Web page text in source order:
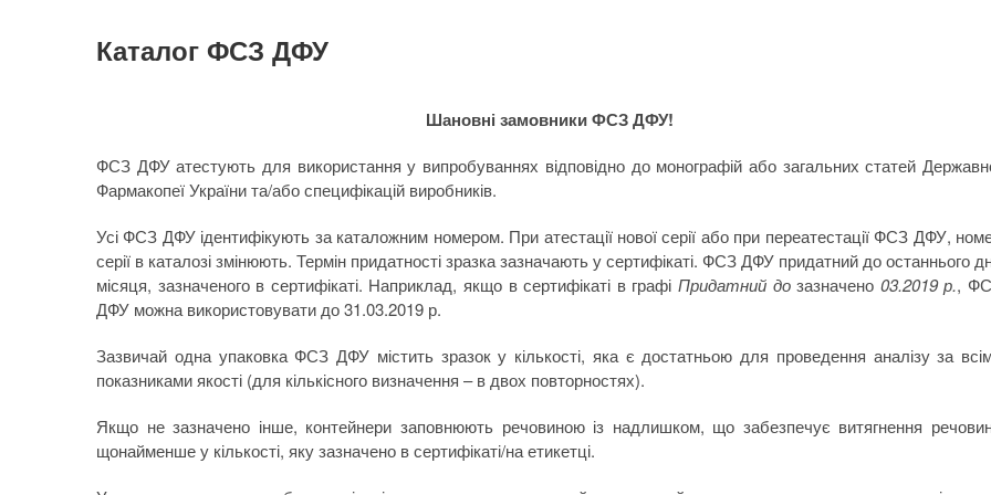
Каталог ФСЗ ДФУ
Шановні замовники ФСЗ ДФУ!
ФСЗ ДФУ атестують для використання у випробуваннях відповідно до монографій або загальних статей
Фармакопеї України та/або специфікацій виробників.
Усі ФСЗ ДФУ ідентифікують за каталожним номером. При атестації нової серії або при переатестації ФСЗ ДФУ,
серії в каталозі змінюють. Термін придатності зразка зазначають у сертифікаті. ФСЗ ДФУ придатний до останнього
місяця, зазначеного в сертифікаті. Наприклад, якщо в сертифікаті в графі Придатний дозазначено 03.2019 р.,
ДФУ можна використовувати до 31.03.2019 р.
Зазвичай одна упаковка ФСЗ ДФУ містить зразок у кількості, яка є достатньою для проведення аналізу за
показниками якості (для кількісного визначення – в двох повторностях).
Якщо не зазначено інше, контейнери заповнюють речовиною із надлишком, що забезпечує витягнення
щонайменше у кількості, яку зазначено в сертифікаті/на етикетці.